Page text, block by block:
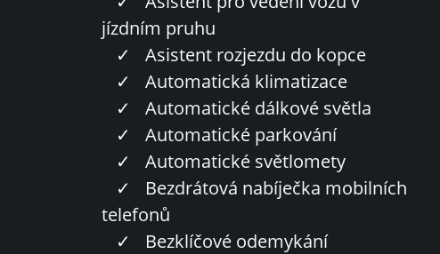
jízdním pruhu
✓
Asistent rozjezdu do kopce
✓
Automatická klimatizace
✓
Automatické dálkové světla
✓
Automatické parkování
✓
Automatické světlomety
✓
Bezdrátová nabíječka mobilních
telefonů
✓
Bezklíčové odemykání